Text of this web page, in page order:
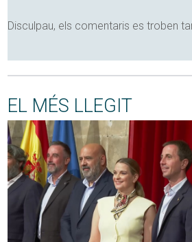
Disculpau, els comentaris es troben
EL MÉS LLEGIT